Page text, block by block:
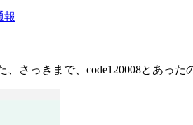
報
、さっきまで、code120008とあっ